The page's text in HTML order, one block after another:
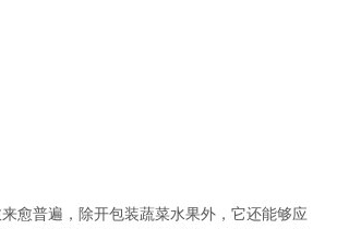
愈普遍，除开包装蔬菜水果外，它还能够应